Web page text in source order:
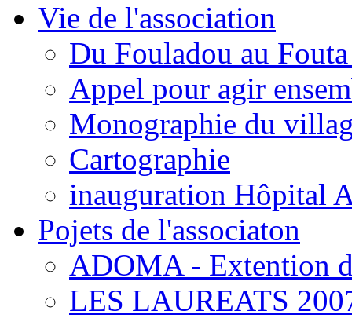
Vie de l'association
Du Fouladou au
Appel pour agir
Monographie du
Cartographie
inauguration Hôpital
Pojets de l'associaton
ADOMA - Extention
LES LAUREATS